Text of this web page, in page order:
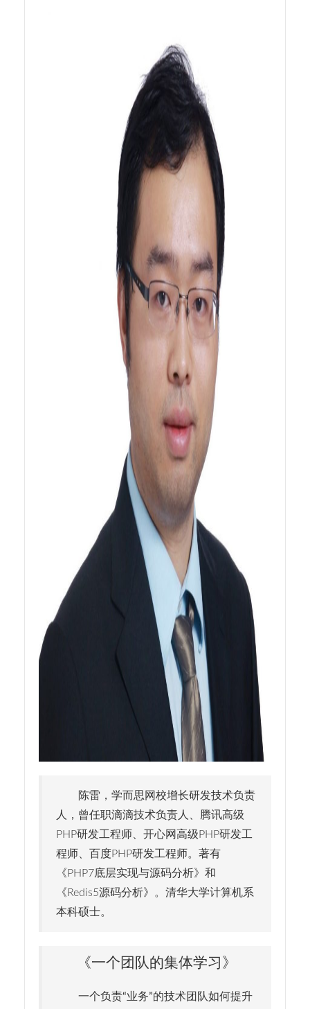
陈雷，学而思网校增长研发技术负责
人，曾任职滴滴技术负责人、腾讯高级
PHP研发工程师、开心网高级PHP研发工
程师、百度PHP研发工程师。著有
《PHP7底层实现与源码分析》和
《Redis5源码分析》。清华大学计算机系
本科硕士。
《一个团队的集体学习》
一个负责“业务”的技术团队如何提升